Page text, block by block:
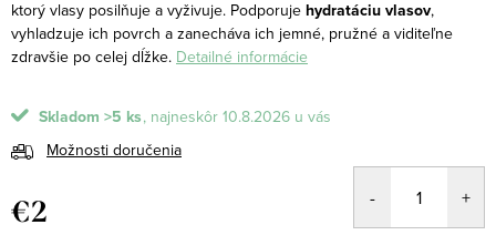
ktorý vlasy posilňuje a vyživuje. Podporuje hydratáciu vlasov,
vyhladzuje ich povrch a zanecháva ich jemné, pružné a viditeľne
zdravšie po celej dĺžke. Detailné informácie
Skladom >5 ks
10.8.2026
Možnosti doručenia
€2